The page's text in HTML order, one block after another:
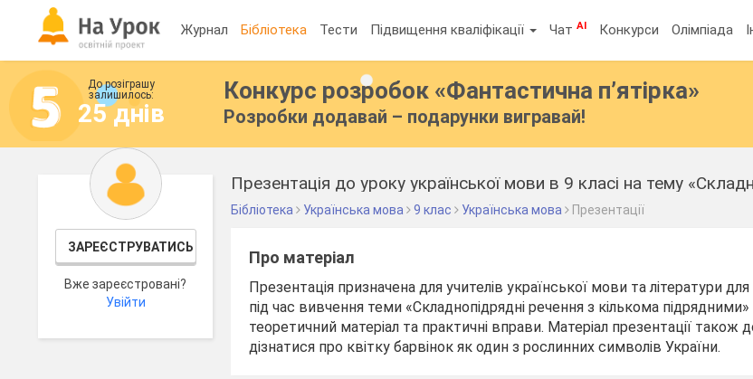
Журнал Бібліотека Тести Підвищення кваліфікації ЧатAI Конкурси Олімпіада
До розіграшу
залишилось:
25 днів
Конкурс розробок «Фантастична п’ятірка»
Розробки додавай – подарунки вигравай!
ЗАРЕЄСТРУВАТИСЬ
Вже зареєстровані?
Увійти
Презентація до уроку української мови в 9 класі на тему
Бібліотека Українська мова 9 клас Українська мова Презентації
Про матеріал
Презентація призначена для учителів української мови та літератури
під час вивчення теми «Складнопідрядні речення з кількома підрядними»
теоретичний матеріал та практичні вправи. Матеріал презентації
дізнатися про квітку барвінок як один з рослинних символів України.